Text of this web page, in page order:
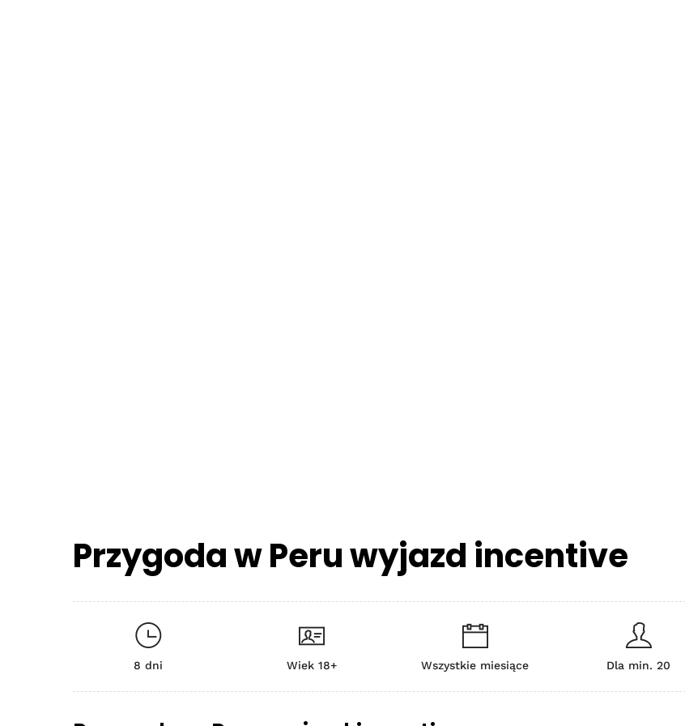
Przygoda w Peru wyjazd incentive
8 dni Wiek 18+ Wszystkie miesiące Dla min. 20